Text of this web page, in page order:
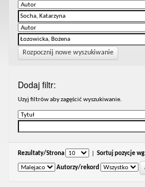
Rozpocznij nowe wyszukiwanie
Dodaj filtr:
Uzyj filtrów aby zagęścić wyszukiwanie.
Rezultaty/Strona Sortuj pozycje wg
Autorzy/rekord